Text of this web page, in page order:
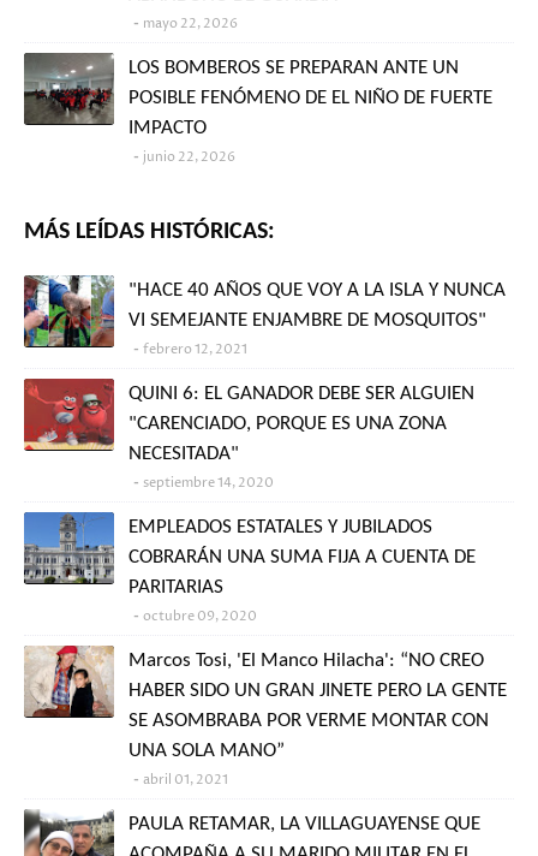
mayo 22, 2026
LOS BOMBEROS SE PREPARAN ANTE UN
POSIBLE FENÓMENO DE EL NIÑO DE FUERTE
IMPACTO
junio 22, 2026
MÁS LEÍDAS HISTÓRICAS:
"HACE 40 AÑOS QUE VOY A LA ISLA Y NUNCA
VI SEMEJANTE ENJAMBRE DE MOSQUITOS"
febrero 12, 2021
QUINI 6: EL GANADOR DEBE SER ALGUIEN
"CARENCIADO, PORQUE ES UNA ZONA
NECESITADA"
septiembre 14, 2020
EMPLEADOS ESTATALES Y JUBILADOS
COBRARÁN UNA SUMA FIJA A CUENTA DE
PARITARIAS
octubre 09, 2020
Marcos Tosi, 'El Manco Hilacha': “NO CREO
HABER SIDO UN GRAN JINETE PERO LA GENTE
SE ASOMBRABA POR VERME MONTAR CON
UNA SOLA MANO”
abril 01, 2021
PAULA RETAMAR, LA VILLAGUAYENSE QUE